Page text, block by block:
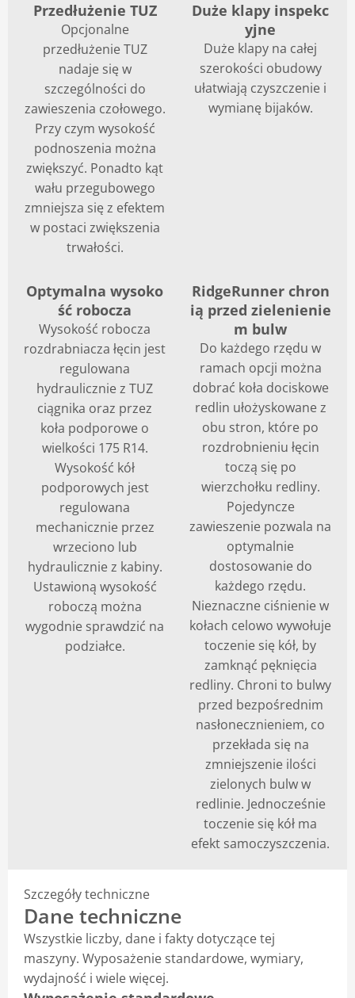
Przedłużenie TUZ
Opcjonalne
przedłużenie TUZ
nadaje się w
szczególności do
zawieszenia czołowego.
Przy czym wysokość
podnoszenia można
zwiększyć. Ponadto kąt
wału przegubowego
zmniejsza się z efektem
w postaci zwiększenia
trwałości.
Duże klapy inspekc
yjne
Duże klapy na całej
szerokości obudowy
ułatwiają czyszczenie i
wymianę bijaków.
Optymalna wysoko
ść robocza
Wysokość robocza
rozdrabniacza łęcin jest
regulowana
hydraulicznie z TUZ
ciągnika oraz przez
koła podporowe o
wielkości 175 R14.
Wysokość kół
podporowych jest
regulowana
mechanicznie przez
wrzeciono lub
hydraulicznie z kabiny.
Ustawioną wysokość
roboczą można
wygodnie sprawdzić na
podziałce.
RidgeRunner chron
ią przed zielenienie
m bulw
Do każdego rzędu w
ramach opcji można
dobrać koła dociskowe
redlin ułożyskowane z
obu stron, które po
rozdrobnieniu łęcin
toczą się po
wierzchołku redliny.
Pojedyncze
zawieszenie pozwala na
optymalnie
dostosowanie do
każdego rzędu.
Nieznaczne ciśnienie w
kołach celowo wywołuje
toczenie się kół, by
zamknąć pęknięcia
redliny. Chroni to bulwy
przed bezpośrednim
nasłonecznieniem, co
przekłada się na
zmniejszenie ilości
zielonych bulw w
redlinie. Jednocześnie
toczenie się kół ma
efekt samoczyszczenia.
Szczegóły techniczne
Dane techniczne
Wszystkie liczby, dane i fakty dotyczące tej
maszyny. Wyposażenie standardowe, wymiary,
wydajność i wiele więcej.